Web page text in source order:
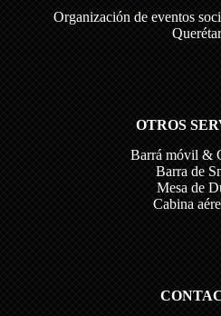
Organización de eventos
OTROS
Barrá móvil &
Barra de
Mesa de
Cabina